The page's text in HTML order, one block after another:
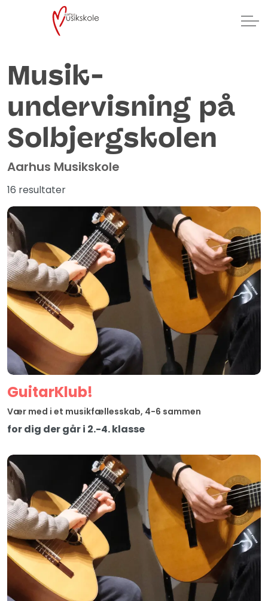
Musik­
undervisning på
Solbjergskolen
Aarhus Musikskole
16 resultater
Guitar­Klub!
Vær med i et musikfællesskab, 4-6 sammen
for dig der går i 2.-4. klasse